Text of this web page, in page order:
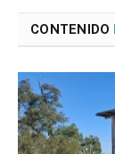
CONTENIDO